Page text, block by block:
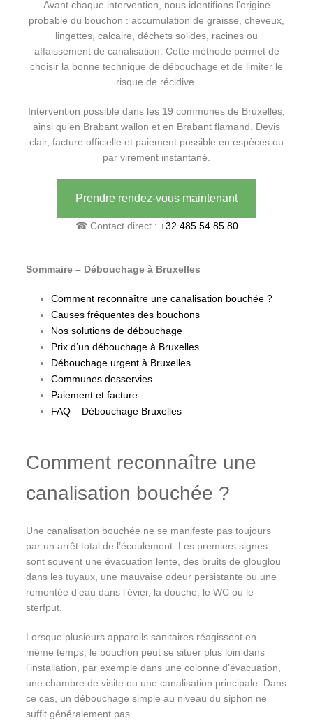
Avant chaque intervention, nous identifions l’origine
probable du bouchon : accumulation de graisse, cheveux,
lingettes, calcaire, déchets solides, racines ou
affaissement de canalisation. Cette méthode permet de
choisir la bonne technique de débouchage et de limiter le
risque de récidive.
Intervention possible dans les 19 communes de Bruxelles,
ainsi qu’en Brabant wallon et en Brabant flamand. Devis
clair, facture officielle et paiement possible en espèces ou
par virement instantané.
Prendre rendez-vous maintenant
☎ Contact direct : +32 485 54 85 80
Sommaire – Débouchage à Bruxelles
Comment reconnaître une canalisation bouchée ?
Causes fréquentes des bouchons
Nos solutions de débouchage
Prix d’un débouchage à Bruxelles
Débouchage urgent à Bruxelles
Communes desservies
Paiement et facture
FAQ – Débouchage Bruxelles
Comment reconnaître une
canalisation bouchée ?
Une canalisation bouchée ne se manifeste pas toujours
par un arrêt total de l’écoulement. Les premiers signes
sont souvent une évacuation lente, des bruits de glouglou
dans les tuyaux, une mauvaise odeur persistante ou une
remontée d’eau dans l’évier, la douche, le WC ou le
sterfput.
Lorsque plusieurs appareils sanitaires réagissent en
même temps, le bouchon peut se situer plus loin dans
l’installation, par exemple dans une colonne d’évacuation,
une chambre de visite ou une canalisation principale. Dans
ce cas, un débouchage simple au niveau du siphon ne
suffit généralement pas.